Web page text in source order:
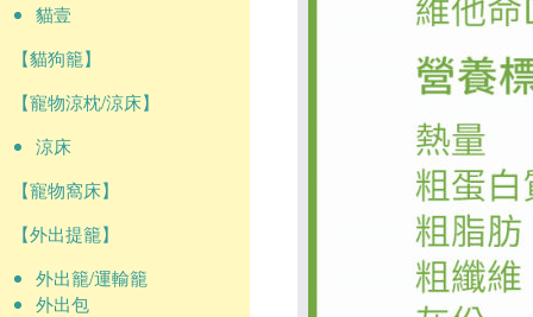
貓壹
【貓狗籠】
【寵物涼枕/涼床】
涼床
【寵物窩床】
【外出提籠】
外出籠/運輸籠
外出包